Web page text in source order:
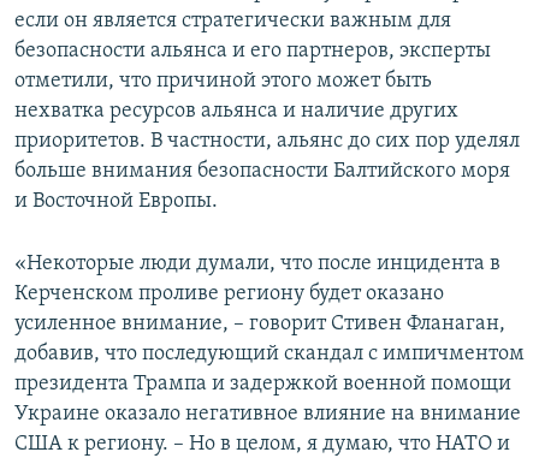
если он является стратегически важным для
безопасности альянса и его партнеров, эксперты
отметили, что причиной этого может быть
нехватка ресурсов альянса и наличие других
приоритетов. В частности, альянс до сих пор уделял
больше внимания безопасности Балтийского моря
и Восточной Европы.
«Некоторые люди думали, что после инцидента в
Керченском проливе региону будет оказано
усиленное внимание, – говорит Стивен Фланаган,
добавив, что последующий скандал с импичментом
президента Трампа и задержкой военной помощи
Украине оказало негативное влияние на внимание
США к региону. – Но в целом, я думаю, что НАТО и